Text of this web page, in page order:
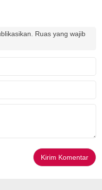
Ruas yang wajib